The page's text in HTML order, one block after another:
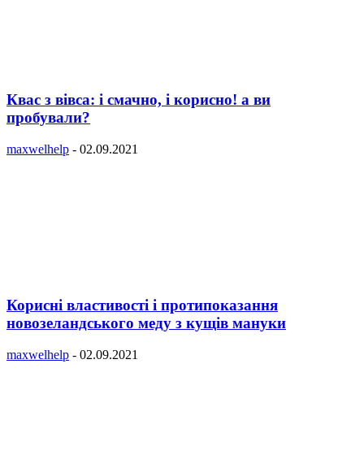
Квас з вівса: і смачно, і корисно! а ви
пробували?
maxwelhelp - 02.09.2021
Корисні властивості і протипоказання
новозеландського меду з кущів мануки
maxwelhelp - 02.09.2021